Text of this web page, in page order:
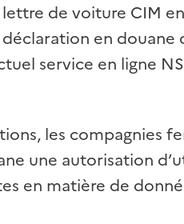
de voiture CIM
en douane
service en ligne
les compagnies
une autorisation
en matière de